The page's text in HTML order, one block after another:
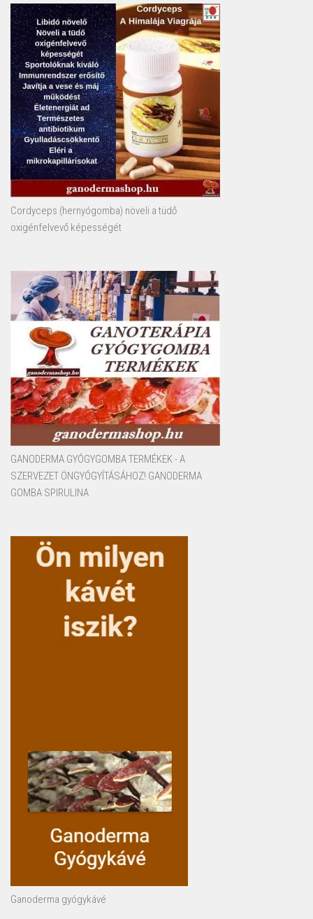
Cordyceps (hernyógomba) növeli a tüdő
oxigénfelvevő képességét
GANODERMA GYÓGYGOMBA TERMÉKEK - A
SZERVEZET ÖNGYÓGYÍTÁSÁHOZ! GANODERMA
GOMBA SPIRULINA
Ganoderma gyógykávé